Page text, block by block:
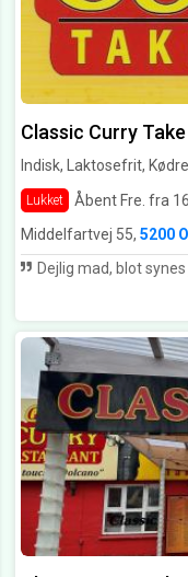
Classic Curry
Indisk, Laktosefrit,
Lukket Åbent Fre. fra
Middelfartvej 55, 5200
Dejlig mad, blot synes jeg ikke det er i orden at man får